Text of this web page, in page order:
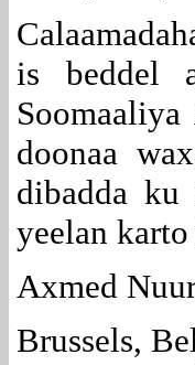
is beddel
doonaa
dibadda
yeelan
Axmed
Brussels,